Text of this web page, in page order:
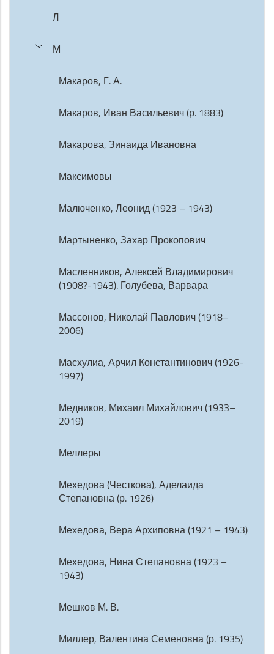
Л
М
Макаров, Г. А.
Макаров, Иван Васильевич (р. 1883)
Макарова, Зинаида Ивановна
Максимовы
Малюченко, Леонид (1923 – 1943)
Мартыненко, Захар Прокопович
Масленников, Алексей Владимирович
(1908?-1943). Голубева, Варвара
Массонов, Николай Павлович (1918–
2006)
Масхулиа, Арчил Константинович (1926-
1997)
Медников, Михаил Михайлович (1933–
2019)
Меллеры
Мехедова (Честкова), Аделаида
Степановна (р. 1926)
Мехедова, Вера Архиповна (1921 – 1943)
Мехедова, Нина Степановна (1923 –
1943)
Мешков М. В.
Миллер, Валентина Семеновна (р. 1935)